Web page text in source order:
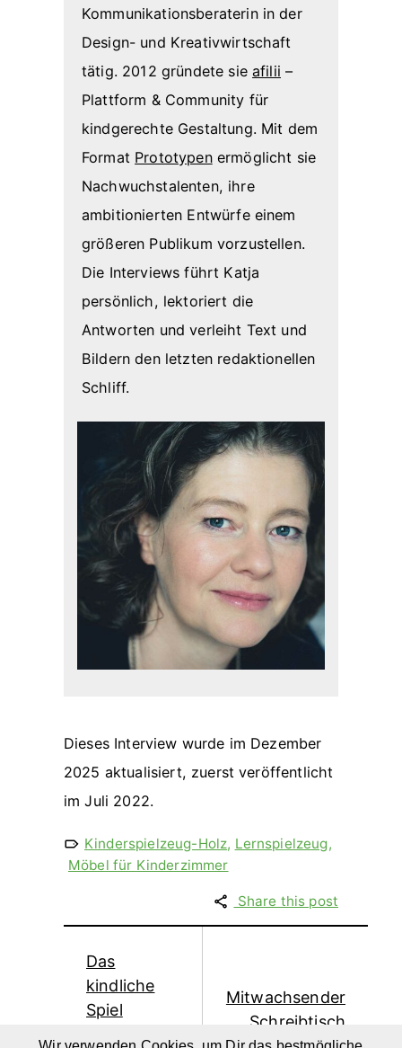
Kommunikationsberaterin in der
Design- und Kreativwirtschaft
tätig. 2012 gründete sieafilii –
Plattform & Community für
kindgerechte Gestaltung. Mit dem
Format Prototypenermöglicht sie
Nachwuchstalenten, ihre
ambitionierten Entwürfe einem
größeren Publikum vorzustellen.
Die Interviews führt Katja
persönlich, lektoriert die
Antworten und verleiht Text und
Bildern den letzten redaktionellen
Schliff.
Dieses Interview wurde im Dezember
2025 aktualisiert, zuerst veröffentlicht
im Juli 2022.
Kinderspielzeug-Holz, Lernspielzeug,
Möbel für Kinderzimmer
Share this post
Das
kindliche
Spiel
Mitwachsender
Schreibtisch